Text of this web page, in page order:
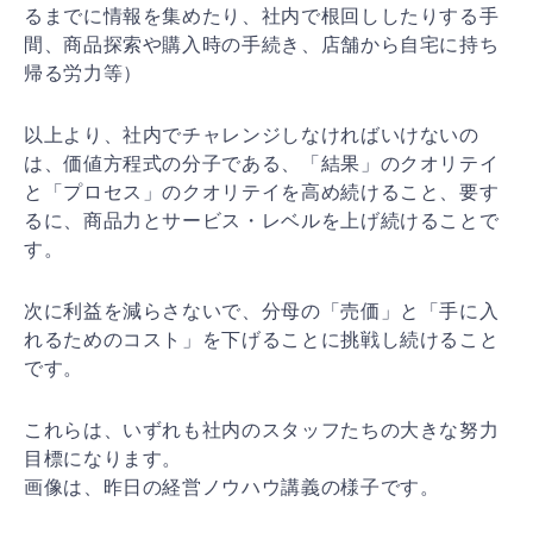
るまでに情報を集めたり、社内で根回ししたりする手
間、商品探索や購入時の手続き、店舗から自宅に持ち
帰る労力等）
以上より、社内でチャレンジしなければいけないの
は、価値方程式の分子である、「結果」のクオリテイ
と「プロセス」のクオリテイを高め続けること、要す
るに、商品力とサービス・レベルを上げ続けることで
す。
次に利益を減らさないで、分母の「売価」と「手に入
れるためのコスト」を下げることに挑戦し続けること
です。
これらは、いずれも社内のスタッフたちの大きな努力
目標になります。
画像は、昨日の経営ノウハウ講義の様子です。